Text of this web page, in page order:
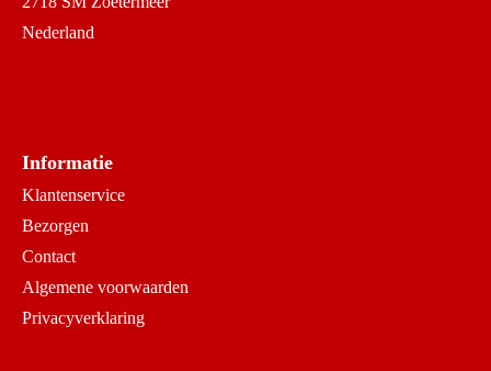
Nederland
Informatie
Klantenservice
Bezorgen
Contact
Algemene voorwaarden
Privacyverklaring